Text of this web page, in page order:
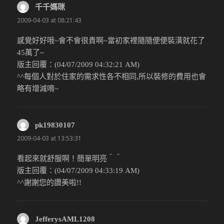
千千媽咪
2009-04-03 at 08:21:43
感覺好好哦~會不會很貴啊~當初家裡隨隨便便裝潢就花了
45萬了~
版主回覆：(04/07/2009 04:32:21 AM)
^^每個人對於住家的需求性各不相同,所以裝修的費用也會
略有增減唷~
pk19830107
2009-04-03 at 13:53:31
看起來就舒服啊！簡單明亮＾＾
版主回覆：(04/07/2009 04:33:19 AM)
^^謝謝您的讚美啦!!
JefferysAML1208